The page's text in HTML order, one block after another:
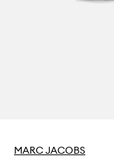
MARC JACOBS